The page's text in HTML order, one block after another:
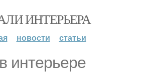
ИНТЕРЬЕРА
новости статьи
интерьере